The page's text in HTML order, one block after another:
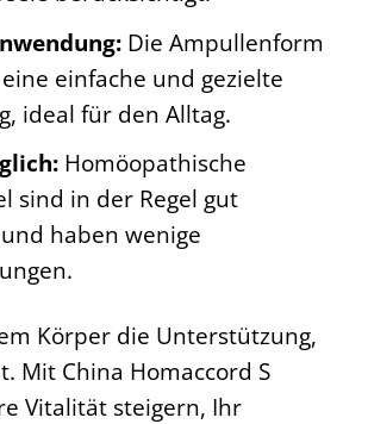
Die Ampullenform
einfache und gezielte
ideal für den Alltag.
Homöopathische
sind in der Regel gut
haben wenige
Körper die Unterstützung,
Mit China Homaccord S
Vitalität steigern, Ihr